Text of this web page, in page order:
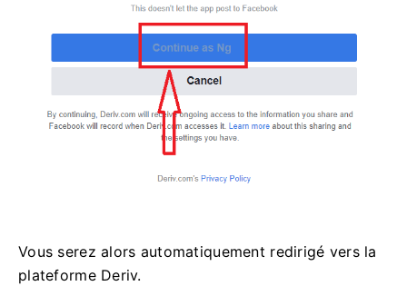
Vous serez alors automatiquement redirigé vers la
plateforme Deriv.